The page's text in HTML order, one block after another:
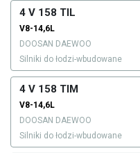
4 V 158 TIL
V8-14,6L
DOOSAN DAEWOO
Silniki do łodzi-wbudowane
4 V 158 TIM
V8-14,6L
DOOSAN DAEWOO
Silniki do łodzi-wbudowane